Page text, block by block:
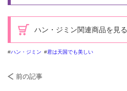
ハン・ジミン関連商品を見る
ハン・ジミン 君は天国でも美しい
前の記事